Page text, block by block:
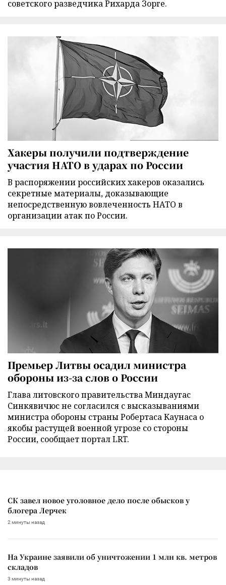
советского разведчика Рихарда Зорге.
Хакеры получили подтверждение
участия НАТО в ударах по России
В распоряжении российских хакеров оказались
секретные материалы, доказывающие
непосредственную вовлеченность НАТО в
организации атак по России.
Премьер Литвы осадил министра
обороны из-за слов о России
Глава литовского правительства Миндаугас
Синкявичюс не согласился с высказываниями
министра обороны страны Робертаса Каунаса о
якобы растущей военной угрозе со стороны
России, сообщает портал LRT.
СК завел новое уголовное дело после обысков у
блогера Лерчек
2 минуты назад
На Украине заявили об уничтожении 1 млн кв. метров
складов
3 минуты назад